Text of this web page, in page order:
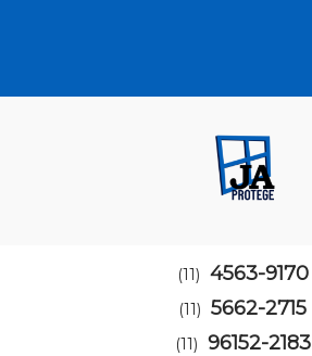
(11) 4563-9170
(11) 5662-2715
(11) 96152-2183